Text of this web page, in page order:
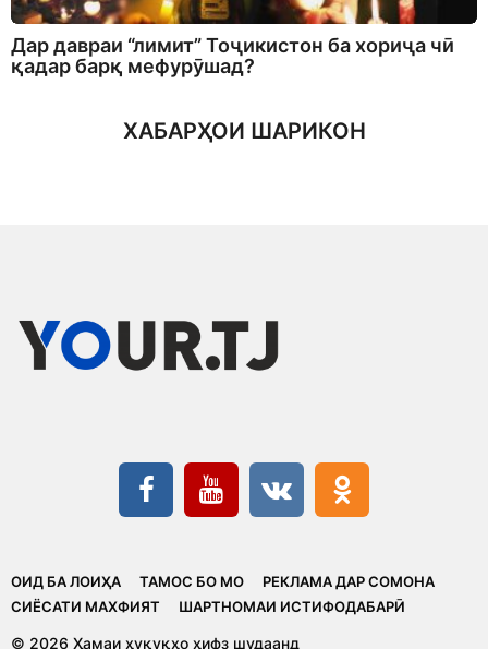
Дар давраи “лимит” Тоҷикистон ба хориҷа чӣ
қадар барқ мефурӯшад?
ХАБАРҲОИ ШАРИКОН
ОИД БА ЛОИҲА ТАМОС БО МО
РЕКЛАМА ДАР СОМОНА
CИЁСАТИ МАХФИЯТ
ШАРТНОМАИ ИСТИФОДАБАРӢ
© 2026 Ҳамаи ҳуқуқҳо ҳифз шудаанд